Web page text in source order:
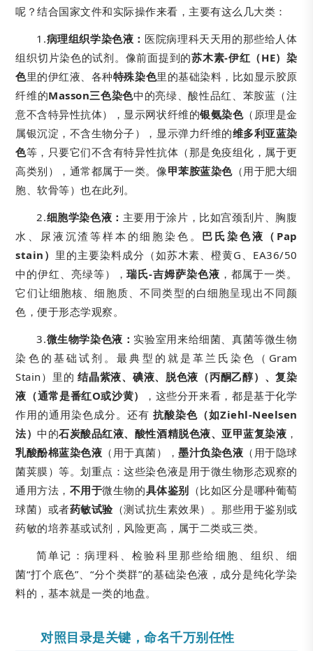
呢？结合国家文件和实际操作来看，主要有这么几大类：
1.病理组织学染色液： 医院病理科天天用的那些给人体
组织切片染色的试剂。像前面提到的苏木素-伊红（HE）染
色里的伊红液、各种特殊染色里的基础染料，比如显示胶原
纤维的Masson三色染色中的亮绿、酸性品红、苯胺蓝（注
意不含特异性抗体），显示网状纤维的银氨染色（原理是金
属银沉淀，不含生物分子），显示弹力纤维的维多利亚蓝染
色等，只要它们不含有特异性抗体（那是免疫组化，属于更
高类别），通常都属于一类。像甲苯胺蓝染色（用于肥大细
胞、软骨等）也在此列。
2.细胞学染色液： 主要用于涂片，比如宫颈刮片、胸腹
水、尿液沉渣等样本的细胞染色。 巴氏染色液（Pap
stain） 里的主要染料成分（如苏木素、橙黄G、EA36/50
中的伊红、亮绿等），瑞氏-吉姆萨染色液 ，都属于一类。
它们让细胞核、细胞质、不同类型的白细胞呈现出不同颜
色，便于形态学观察。
3.微生物学染色液： 实验室用来给细菌、真菌等微生物
染色的基础试剂。最典型的就是革兰氏染色（Gram
Stain）里的结晶紫液、碘液、脱色液（丙酮乙醇）、复染
液（通常是番红O或沙黄）
，这些分开来看，都是基于化学
作用的通用染色成分。还有抗酸染色（如Ziehl-Neelsen
法）中的石炭酸品红液、酸性酒精脱色液、亚甲蓝复染液 ，
乳酸酚棉蓝染色液 （用于真菌），墨汁负染色液 （用于隐球
菌荚膜）等。划重点：这些染色液是用于微生物形态观察的
通用方法， 不用于微生物的具体鉴别 （比如区分是哪种葡萄
球菌）或者药敏试验（测试抗生素效果）。那些用于鉴别或
药敏的培养基或试剂，风险更高，属于二类或三类。
简单记：病理科、检验科里那些给细胞、组织、细
菌“打个底色”、“分个类群”的基础染色液，成分是纯化学染
料的，基本就是一类的地盘。
对照目录是关键，命名千万别任性